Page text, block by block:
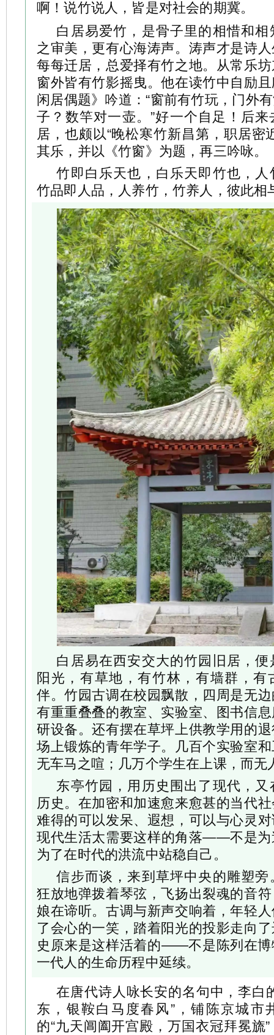
啊！说竹说人，皆是对社会的期冀。
白居易爱竹，是骨子里的相惜和
之审美，更有心海涛声。涛声才是诗
每每迁居，总爱择有竹之地。从常乐
窗外皆有竹影摇曳。他在读竹中自励
闲居偶题》吟道：“窗前有竹玩，门外
子？数竿对一壶。”好一个自足！后
居，也颇以“晚松寒竹新昌第，职居密
其乐，并以《竹窗》为题，再三吟咏。
竹即白乐天也，白乐天即竹也，人
竹品即人品，人养竹，竹养人，彼此相
白居易在西安交大的竹园旧居，
阳光，有草地，有竹林，有墙群，有
伴。竹园古调在校园飘散，四周是无
有重重叠叠的教室、实验室、图书信
研设备。还有摆在草坪上供教学用的
场上锻炼的青年学子。几百个实验室
无车马之喧；几万个学生在上课，而无
东亭竹园，用历史围出了现代，
历史。在加密和加速愈来愈甚的当代
难得的可以发呆、遐想，可以与心灵
现代生活太需要这样的角落——不是为
为了在时代的洪流中站稳自己。
信步而谈，来到草坪中央的雕塑旁
狂放地弹拨着琴弦，飞扬出裂魂的音
娘在谛听。古调与新声交响着，年轻
了会心的一笑，踏着阳光的投影走向
史原来是这样活着的——不是陈列在博
一代人的生命历程中延续。
在唐代诗人咏长安的名句中，李白
东，银鞍白马度春风”，铺陈京城市
的“九天阊阖开宫殿，万国衣冠拜冕旒